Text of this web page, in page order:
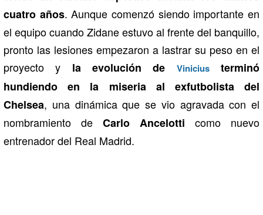
cuatro años. Aunque comenzó siendo importante en
el equipo cuando Zidane estuvo al frente del banquillo,
pronto las lesiones empezaron a lastrar su peso en el
proyecto y la evolución de Viniciusterminó
hundiendo en la miseria al exfutbolista del
Chelsea, una dinámica que se vio agravada con el
nombramiento de Carlo Ancelotti como nuevo
entrenador del Real Madrid.